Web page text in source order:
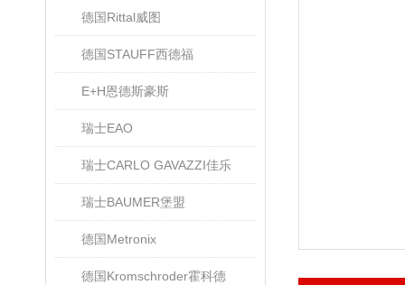
德国Rittal威图
德国STAUFF西德福
E+H恩德斯豪斯
瑞士EAO
瑞士CARLO GAVAZZI佳乐
瑞士BAUMER堡盟
德国Metronix
德国Kromschroder霍科德